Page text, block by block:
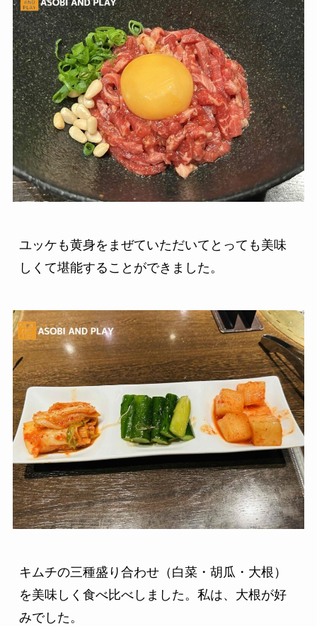
ユッケも黄身をまぜていただいてとっても美味
しくて堪能することができました。
キムチの三種盛り合わせ（白菜・胡瓜・大根）
を美味しく食べ比べしました。私は、大根が好
みでした。